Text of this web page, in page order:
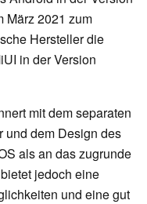
März 2021 zum
Hersteller die
in der Version
mit dem separaten
und dem Design des
als an das zugrunde
jedoch eine
und eine gut